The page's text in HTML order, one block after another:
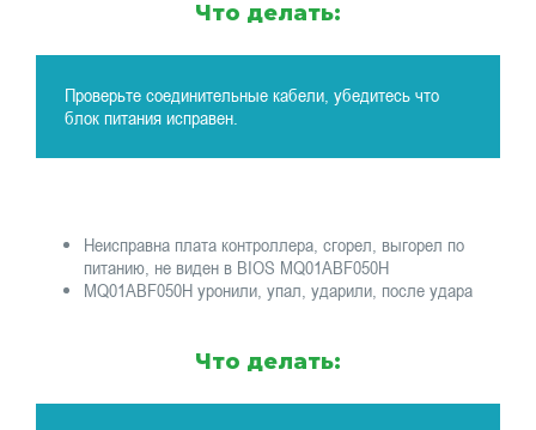
Что делать:
Проверьте соединительные кабели, убедитесь что
блок питания исправен.
Неисправна плата контроллера, сгорел, выгорел по
питанию, не виден в BIOS MQ01ABF050H
MQ01ABF050H уронили, упал, ударили, после удара
Что делать: